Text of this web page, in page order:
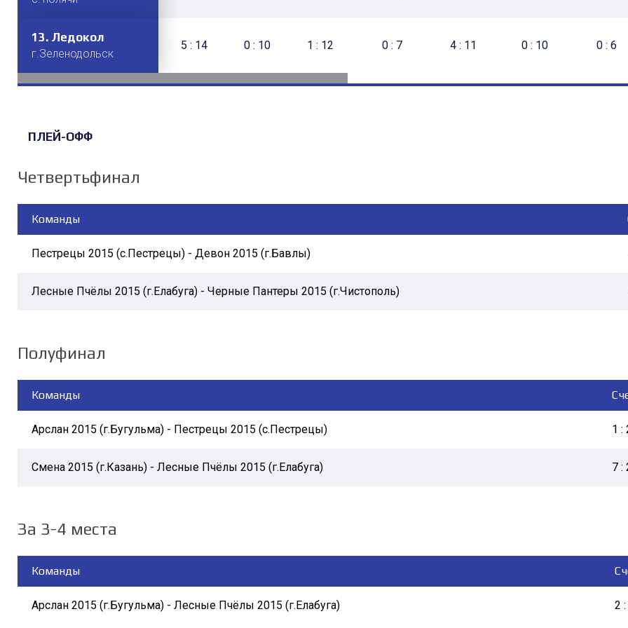
13. Ледокол
г.Зеленодольск
5 : 14 0 : 10 1 : 12 0 : 7 4 : 11 0 : 10 0 : 6
13. Олимпия
пгт.Камские Поляны
1 : 11 2 : 9 0 : 8 2 : 11 0 : 3 0 : 9 2 : 3
ПЛЕЙ-ОФФ
Четвертьфинал
Команды
Пестрецы 2015 (с.Пестрецы) - Девон 2015 (г.Бавлы)
Лесные Пчёлы 2015 (г.Елабуга) - Черные Пантеры 2015 (г.Чистополь)
Полуфинал
Команды
Арслан 2015 (г.Бугульма) - Пестрецы 2015 (с.Пестрецы) 1 :
Смена 2015 (г.Казань) - Лесные Пчёлы 2015 (г.Елабуга) 7 :
За 3-4 места
Команды
Арслан 2015 (г.Бугульма) - Лесные Пчёлы 2015 (г.Елабуга) 2 :